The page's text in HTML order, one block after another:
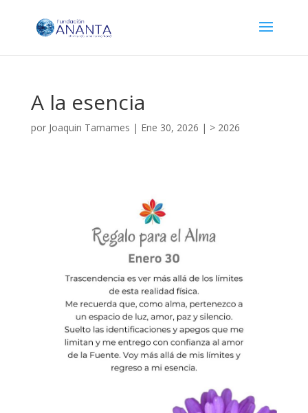
A la esencia
por Joaquin Tamames | Ene 30, 2026 | > 2026